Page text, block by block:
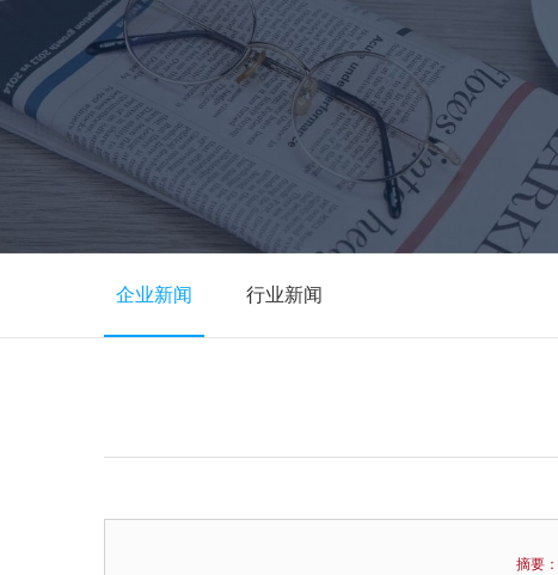
企业新闻 行业新闻
摘要：